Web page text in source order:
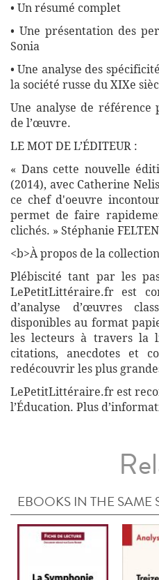
• Un résumé complet
• Une présentation des
Sonia
• Une analyse des
la société russe du XIXe
Une analyse de référence
de l’œuvre.
LE MOT DE L’ÉDITEUR :
« Dans cette nouvelle
(2014), avec Catherine
ce chef d'oeuvre
permet de faire
clichés. » Stéphanie FELTEN
<b>À propos de la
Plébiscité tant par les
LePetitLittéraire.fr est
d’analyse d’œuvres
disponibles au format
les lecteurs à travers la
citations, anecdotes et
redécouvrir les plus
LePetitLittéraire.fr est
l’Éducation. Plus
EBOOKS IN THE SAME